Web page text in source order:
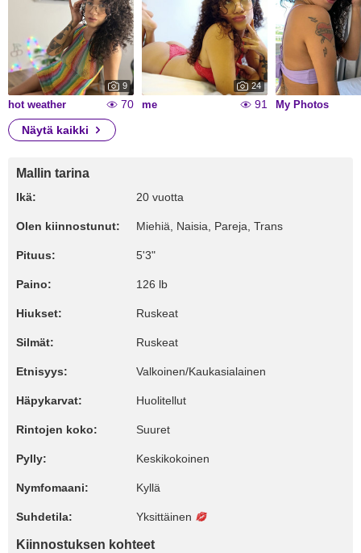
9
hot weather 70
24
me 91 My Photos
Näytä kaikki
Mallin tarina
Ikä: 20 vuotta
Olen kiinnostunut: Miehiä, Naisia, Pareja, Trans
Pituus: 5'3"
Paino: 126 lb
Hiukset: Ruskeat
Silmät: Ruskeat
Etnisyys: Valkoinen/Kaukasialainen
Häpykarvat: Huolitellut
Rintojen koko: Suuret
Pylly: Keskikokoinen
Nymfomaani: Kyllä
Suhdetila: Yksittäinen
Kiinnostuksen kohteet